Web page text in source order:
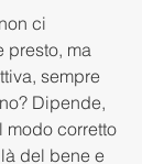
ci
presto, ma
sempre
Dipende,
modo corretto
del bene e